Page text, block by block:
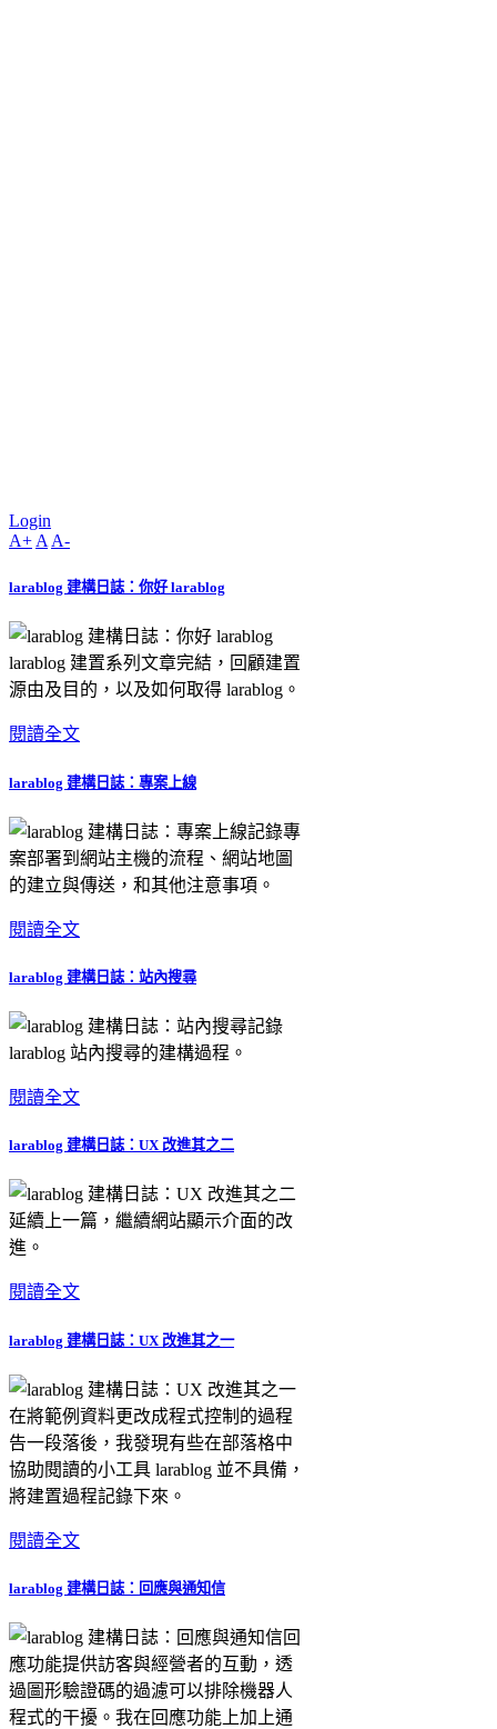
Login
A+ A A-
larablog 建構日誌：你好 larablog
larablog 建置系列文章完結，回顧建置
源由及目的，以及如何取得 larablog。
閱讀全文
larablog 建構日誌：專案上線
記錄專
案部署到網站主機的流程、網站地圖
的建立與傳送，和其他注意事項。
閱讀全文
larablog 建構日誌：站內搜尋
記錄
larablog 站內搜尋的建構過程。
閱讀全文
larablog 建構日誌：UX 改進其之二
延續上一篇，繼續網站顯示介面的改
進。
閱讀全文
larablog 建構日誌：UX 改進其之一
在將範例資料更改成程式控制的過程
告一段落後，我發現有些在部落格中
協助閱讀的小工具 larablog 並不具備，
將建置過程記錄下來。
閱讀全文
larablog 建構日誌：回應與通知信
回
應功能提供訪客與經營者的互動，透
過圖形驗證碼的過濾可以排除機器人
程式的干擾。我在回應功能上加上通